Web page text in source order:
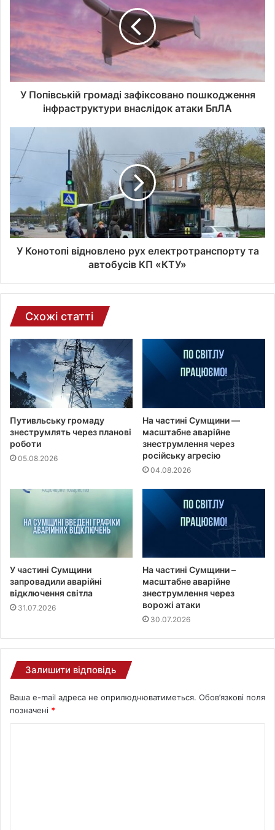
е
с
у
в
ш
р
н
о
ш
и
У Попівській громаді зафіксовано пошкодження
інфраструктури внаслідок атаки БпЛА
У Конотопі відновлено рух електротранспорту та
автобусів КП «КТУ»
Схожі статті
Путивльську громаду
знеструмлять через планові
роботи
05.08.2026
На частині Сумщини —
масштабне аварійне
знеструмлення через
російську агресію
04.08.2026
У частині Сумщини
запровадили аварійні
відключення світла
31.07.2026
На частині Сумщини –
масштабне аварійне
знеструмлення через
ворожі атаки
30.07.2026
Залишити відповідь
Ваша e-mail адреса не оприлюднюватиметься. Обов’язкові поля
позначені *